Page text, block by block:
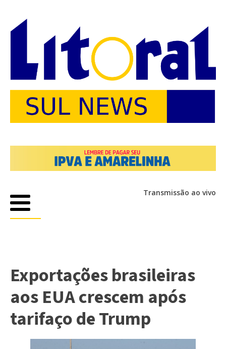
Transmissão ao vivo
Exportações brasileiras
aos EUA crescem após
tarifaço de Trump